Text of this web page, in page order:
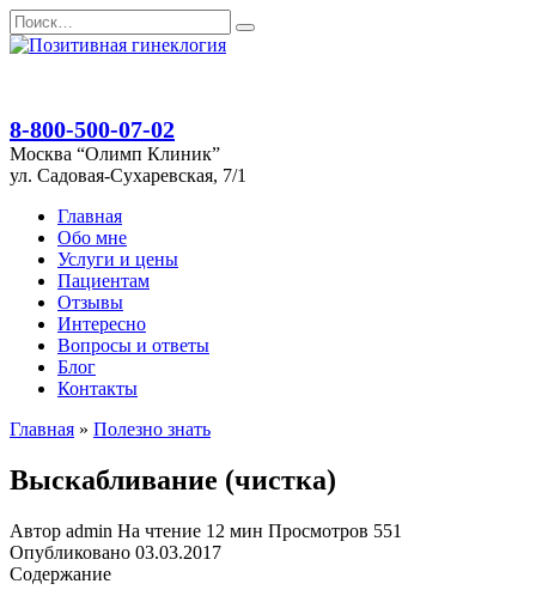
Перейти
к
Search
for:
8-800-500-07-02
Москва “Олимп Клиник”
ул. Садовая-Сухаревская, 7/1
Главная
Обо мне
Услуги и цены
Пациентам
Отзывы
Интересно
Вопросы и ответы
Блог
Контакты
Главная » Полезно знать
Выскабливание (чистка)
Автор admin На чтение 12 мин Просмотров 551
Опубликовано 03.03.2017
Содержание